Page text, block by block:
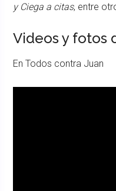
y Ciega a citas, entre
Videos y fotos
En Todos contra Juan